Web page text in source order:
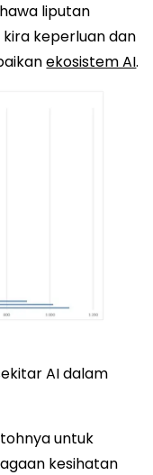
liputan
keperluan dan
ekosistem AI.
AI dalam
untuk
kesihatan